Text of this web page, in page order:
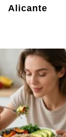
Alicante